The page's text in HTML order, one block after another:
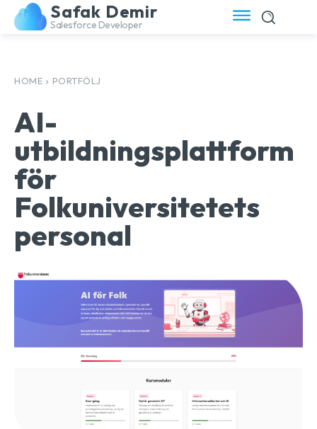
Safak Demir
Salesforce Developer
HOME PORTFÖLJ
AI-
utbildningsplattform
för
Folkuniversitetets
personal